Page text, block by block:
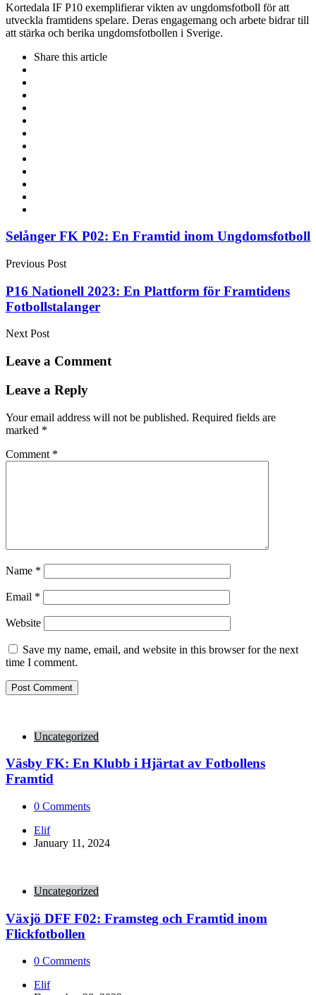
Kortedala IF P10 exemplifierar vikten av ungdomsfotboll för att
utveckla framtidens spelare. Deras engagemang och arbete bidrar till
att stärka och berika ungdomsfotbollen i Sverige.
Share this article
Post
navigation
Selånger FK P02: En Framtid inom Ungdomsfotboll
Previous Post
P16 Nationell 2023: En Plattform för Framtidens
Fotbollstalanger
Next Post
Leave a Comment
Leave a Reply
Your email address will not be published. Required fields are
marked *
Comment *
Name *
Email *
Website
Save my name, email, and website in this browser for the next
time I comment.
Uncategorized
Väsby FK: En Klubb i Hjärtat av Fotbollens
Framtid
0 Comments
Posted
by
Elif
January 11, 2024
Uncategorized
Växjö DFF F02: Framsteg och Framtid inom
Flickfotbollen
0 Comments
Posted
Elif